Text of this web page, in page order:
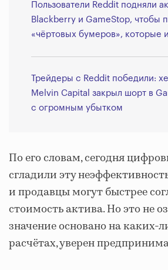
Пользователи Reddit подняли
Blackberry и GameStop, чтобы
«чёртовых бумеров», которые
Трейдеры с Reddit победили:
Melvin Capital закрыл шорт в
с огромным убытком
По его словам, сегодня
сгладили эту
и продавцы могут быстрее
стоимость актива. Но это не
значение основано на каких-
расчётах, уверен